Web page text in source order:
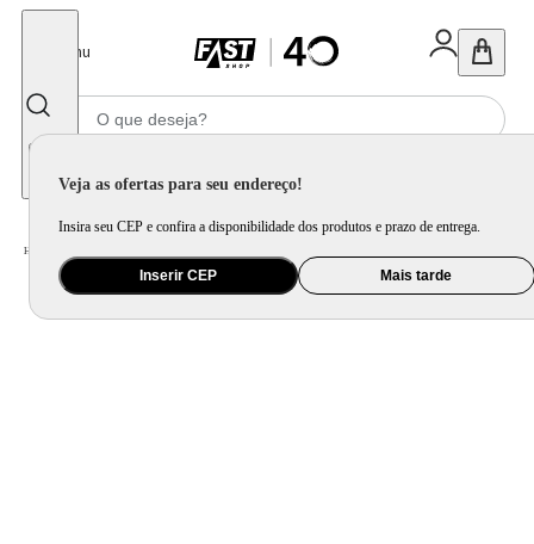
Menu
Veja as ofertas para seu endereço!
Insira seu CEP e confira a disponibilidade dos produtos e prazo de entrega.
Inserir CEP Mais tarde
Home